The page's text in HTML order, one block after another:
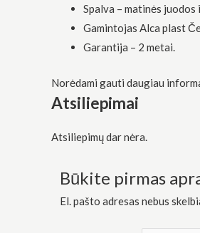
Spalva – matinės juodos
Gamintojas Alca plast
Garantija – 2 metai.
Norėdami gauti daugiau
Atsiliepimai
Atsiliepimų dar nėra.
Būkite pirmas
El. pašto adresas nebus
apsilankymo
kai kurios
svetainės
Dalindamiesi
pomėgiais ir